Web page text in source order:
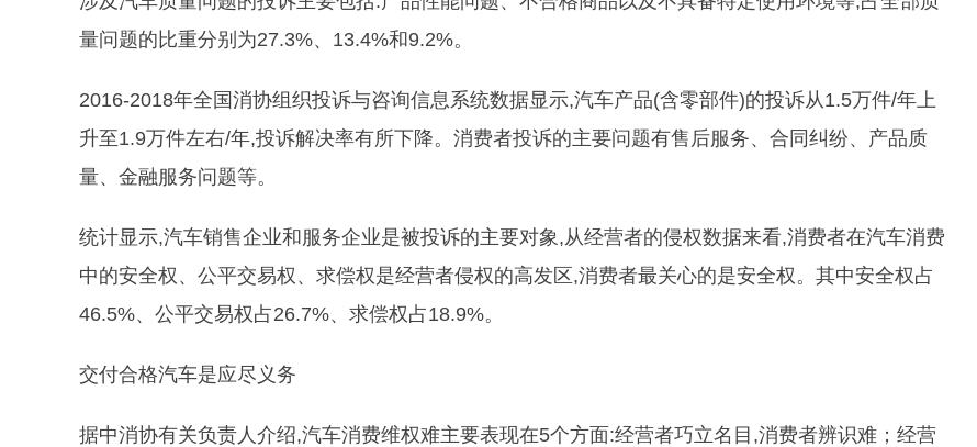
量问题的比重分别为27.3%、13.4%和9.2%。
2016-2018年全国消协组织投诉与咨询信息系统数据显示,汽车产品(含零部件)的投诉从1.5万件/年上
升至1.9万件左右/年,投诉解决率有所下降。消费者投诉的主要问题有售后服务、合同纠纷、产品质
量、金融服务问题等。
统计显示,汽车销售企业和服务企业是被投诉的主要对象,从经营者的侵权数据来看,消费者在汽车消费
中的安全权、公平交易权、求偿权是经营者侵权的高发区,消费者最关心的是安全权。其中安全权占
46.5%、公平交易权占26.7%、求偿权占18.9%。
交付合格汽车是应尽义务
据中消协有关负责人介绍,汽车消费维权难主要表现在5个方面:经营者巧立名目,消费者辨识难；经营